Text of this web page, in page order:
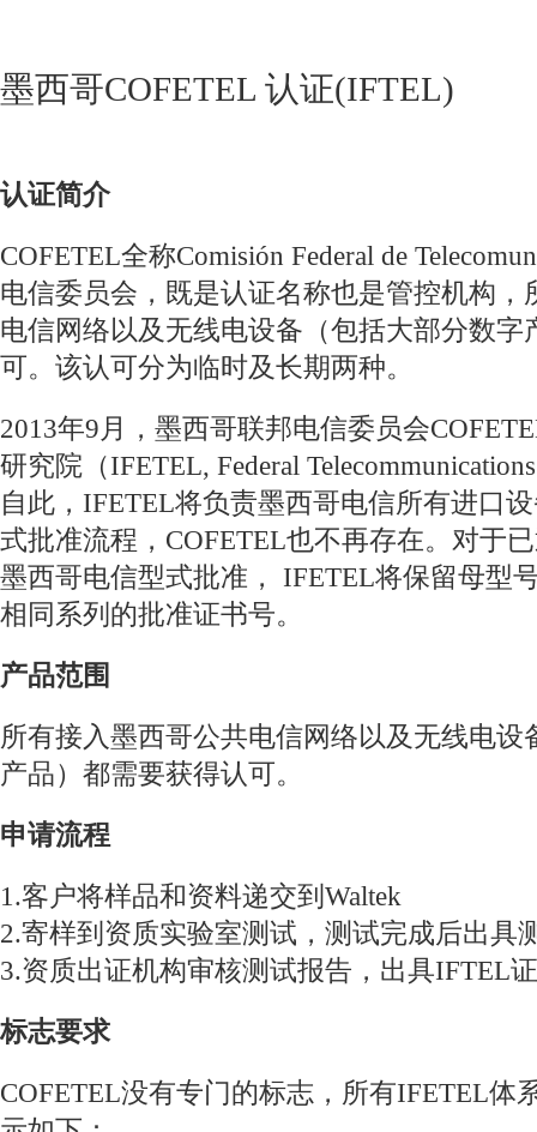
墨西哥COFETEL 认证(IFTEL)
认证简介
COFETEL全称Comisión Federal de
电信委员会，既是认证名称也是管控机构，
电信网络以及无线电设备（包括大部分数字
可。该认可分为临时及长期两种。
2013年9月，墨西哥联邦电信委员会
研究院（IFETEL, Federal
自此，IFETEL将负责墨西哥电信所有进口
式批准流程，COFETEL也不再存在。对于
墨西哥电信型式批准， IFETEL将保留母型
相同系列的批准证书号。
产品范围
所有接入墨西哥公共电信网络以及无线电设
产品）都需要获得认可。
申请流程
1.客户将样品和资料递交到Waltek
2.寄样到资质实验室测试，测试完成后出具
3.资质出证机构审核测试报告，出具IFTEL
标志要求
COFETEL没有专门的标志，所有IFETEL体